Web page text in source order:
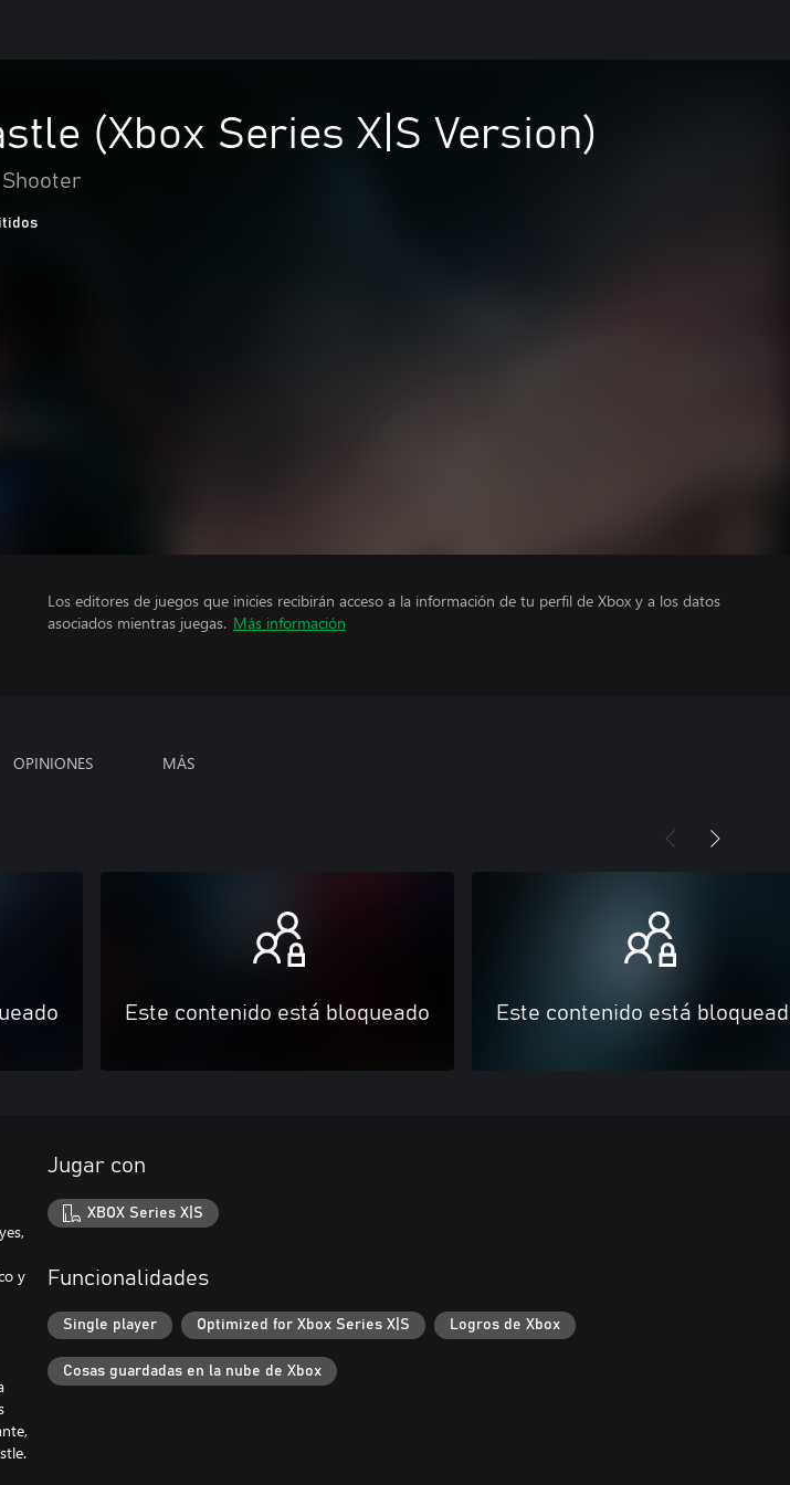
(Xbox Series X|S Version)
Shooter
Los editores de juegos que inicies recibirán acceso a la información de tu perfil de Xbox y a los datos
asociados mientras juegas. Más información
OPINIONES MÁS
Este contenido está bloqueado Este contenido está
y
Jugar con
XBOX Series X|S
Funcionalidades
Single player Optimized for Xbox Series X|S Logros de Xbox
Cosas guardadas en la nube de Xbox